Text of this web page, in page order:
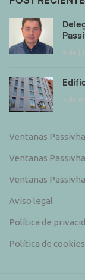
9 de
5 de
Ventanas
Ventanas
Ventanas
Aviso legal
Política de
Política de cookies